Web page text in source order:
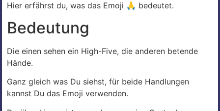
Hier erfährst du, was das Emoji 🙏 bedeutet.
Bedeutung
Die einen sehen ein High-Five, die anderen betende
Hände.
Ganz gleich was Du siehst, für beide Handlungen
kannst Du das Emoji verwenden.